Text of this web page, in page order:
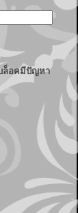
ล็อคมีปัญหา